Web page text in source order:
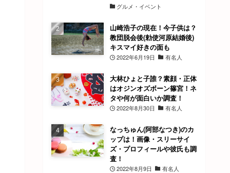
グルメ・イベント
山崎浩子の現在！今子供は？
教団脱会後(勅使河原結婚後)
キスマイ好きの面も
2022年6月19日 有名人
大林ひょと子誰？素顔・正体
はオジンオズボーン篠宮！ネ
タや何が面白いか調査！
2022年8月30日 有名人
なっちゅん(阿部なつき)のカ
ップは！画像・スリーサイ
ズ・プロフィールや彼氏も調
査！
2022年8月9日 有名人